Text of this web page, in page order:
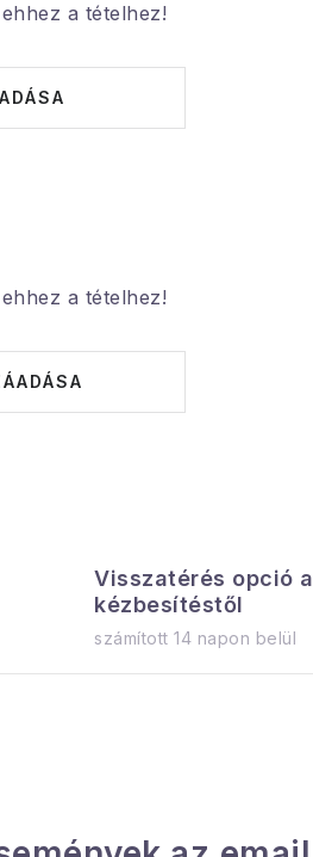
Visszatérés opció a
kézbesítéstől
számított 14 napon belül
a tételhez!
a tételhez!